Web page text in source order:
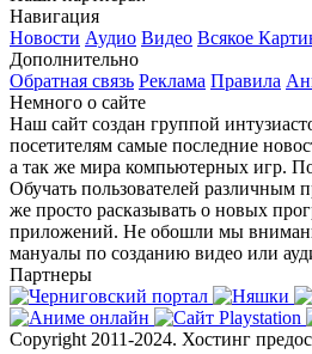
Навигация
Новости Аудио Видео Всякое
Дополнительно
Обратная связь Реклама Правила
Немного о сайте
Наш сайт создан группой
посетителям самые последние
а так же мира компьютерных игр.
Обучать пользователей различным
же просто расказывать о новых
приложений. Не обошли мы
мануалы по созданию видео или
Партнеры
Copyright 2011-2024. Хостинг